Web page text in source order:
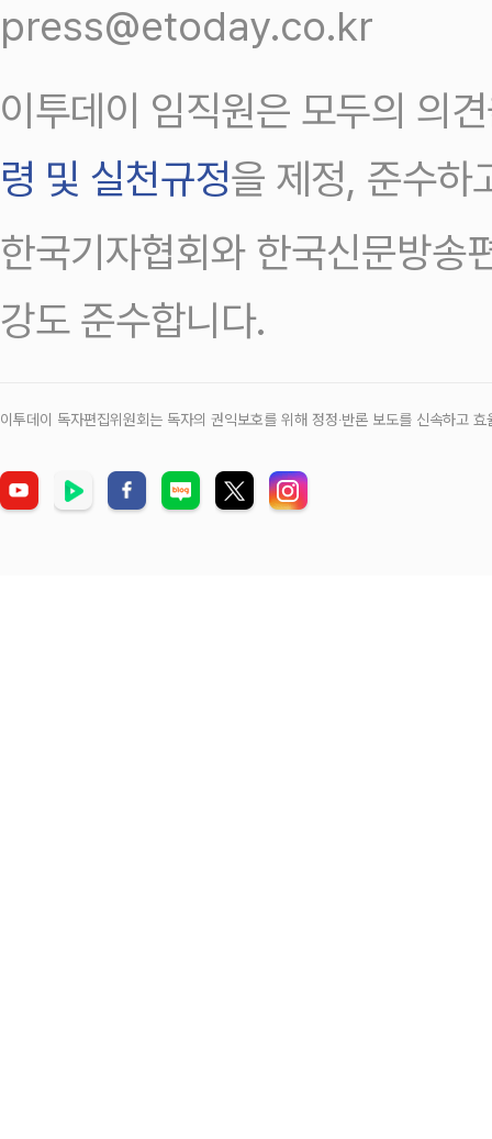
press@etoday.co.kr
이투데이 임직원은 모두의 의
령 및 실천규정을 제정, 준수하
한국기자협회와 한국신문방송
강도 준수합니다.
이투데이 독자편집위원회는 독자의 권익보호를 위해 정정‧반론 보도를 신속하고